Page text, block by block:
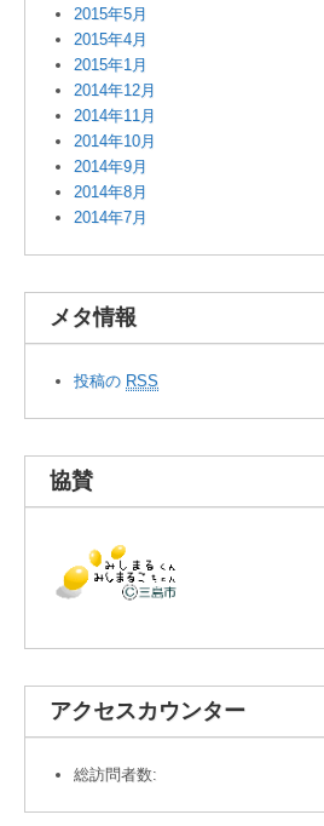
2015年5月
2015年4月
2015年1月
2014年12月
2014年11月
2014年10月
2014年9月
2014年8月
2014年7月
メタ情報
投稿の RSS
協賛
アクセスカウンター
総訪問者数: